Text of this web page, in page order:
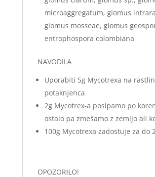
microaggregatum, glomus
glomus mosseae, glomus
entrophospora colombiana
NAVODILA
Uporabiti 5g Mycotrexa na
potaknjenca
2g Mycotrex-a posipamo po
ostalo pa zmešamo z zemljo ali
100g Mycotrexa zadostuje za do
OPOZORILO!